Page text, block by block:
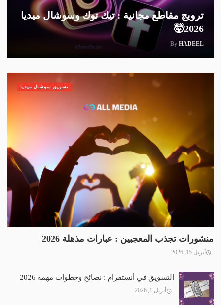
ترويج مقاطع مجانية : تيك توك وسوشال ميديا
2026🤯
By HADEEL
منشورات تجذب المعجبين : عبارات مذهلة 2026
أبريل 15, 2026
تسويق سوشال ميديا
التسويق في أنستقرام : نصائح وخطوات مهمة 2026
أبريل 1, 2026